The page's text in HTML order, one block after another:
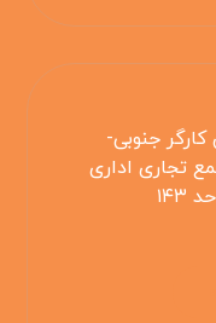
جنوبی-
تجاری اداری